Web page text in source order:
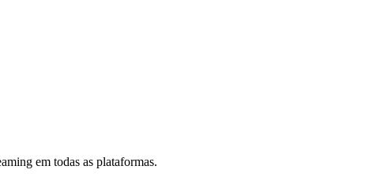
em todas as plataformas.